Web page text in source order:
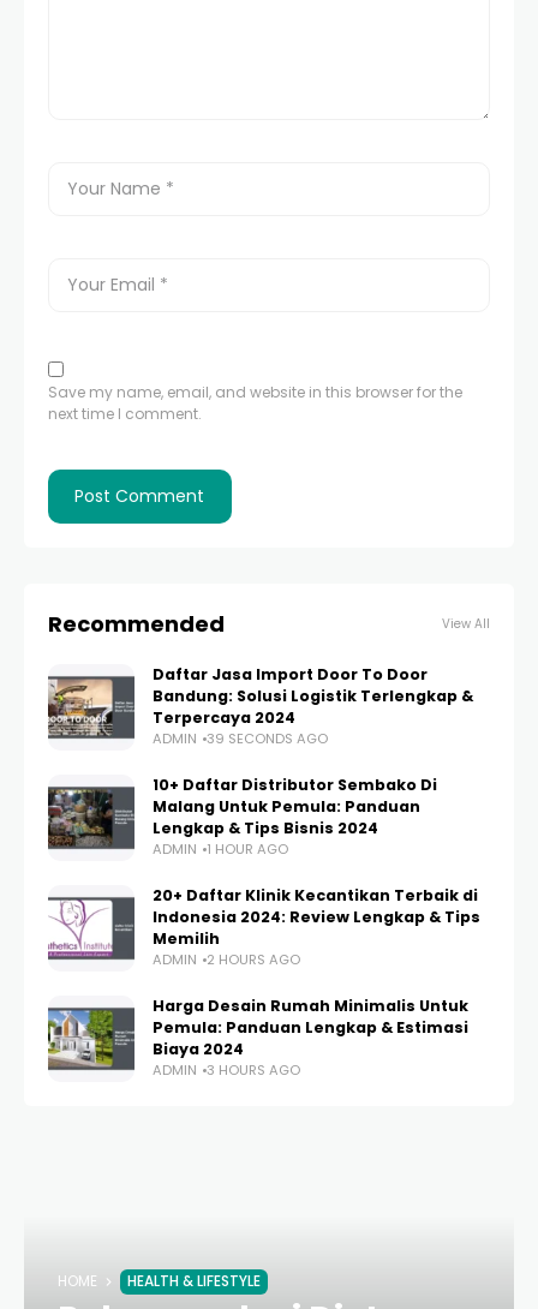
Save my name, email, and website in this browser for the
next time I comment.
Recommended View All
Daftar Jasa Import Door To Door
Bandung: Solusi Logistik Terlengkap &
Terpercaya 2024
ADMIN 39 SECONDS AGO
10+ Daftar Distributor Sembako Di
Malang Untuk Pemula: Panduan
Lengkap & Tips Bisnis 2024
ADMIN 1 HOUR AGO
20+ Daftar Klinik Kecantikan Terbaik di
Indonesia 2024: Review Lengkap & Tips
Memilih
ADMIN 2 HOURS AGO
Harga Desain Rumah Minimalis Untuk
Pemula: Panduan Lengkap & Estimasi
Biaya 2024
ADMIN 3 HOURS AGO
HOME HEALTH & LIFESTYLE